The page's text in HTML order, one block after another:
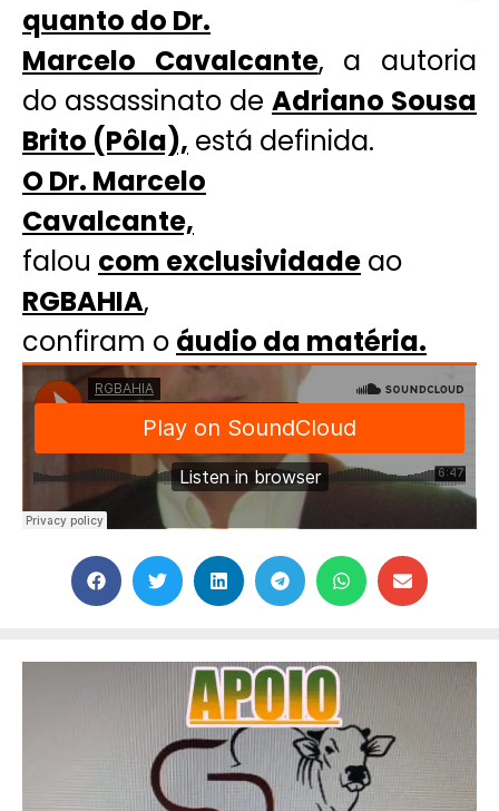
quanto do Dr.
Marcelo Cavalcante, a autoria
do assassinato de Adriano Sousa
Brito (Pôla), está definida.
O Dr. Marcelo
Cavalcante,
falou com exclusividade ao
RGBAHIA,
confiram o áudio da matéria.